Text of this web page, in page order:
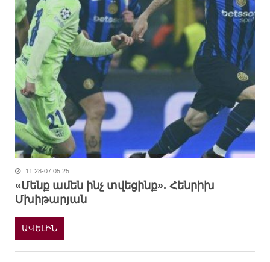
11:28-07.05.25
«Մենք ամեն ինչ տվեցինք». Հենրիխ
Մխիթարյան
ԱՎԵԼԻՆ